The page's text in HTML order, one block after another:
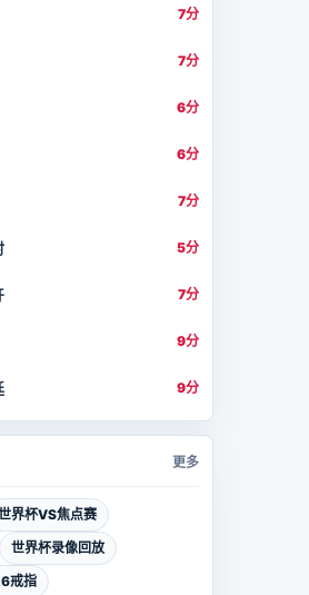
7分
7分
6分
6分
7分
5分
7分
9分
9分
更多
界杯VS焦点赛
世界杯录像回放
戒指